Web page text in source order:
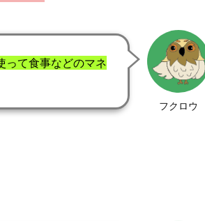
フクロウ
って食事などのマネ